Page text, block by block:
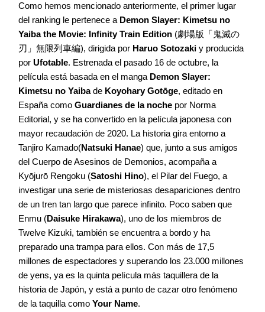
Como hemos mencionado anteriormente, el primer lugar
del ranking le pertenece a Demon Slayer: Kimetsu no
Yaiba the Movie: Infinity Train Edition (劇場版「鬼滅の
刃」無限列車編), dirigida por Haruo Sotozaki y producida
por Ufotable. Estrenada el pasado 16 de octubre, la
película está basada en el manga Demon Slayer:
Kimetsu no Yaibade Koyohary Gotōge, editado en
España como Guardianes de la noche por Norma
Editorial, y se ha convertido en la película japonesa con
mayor recaudación de 2020. La historia gira entorno a
Tanjiro Kamado(Natsuki Hanae) que, junto a sus amigos
del Cuerpo de Asesinos de Demonios, acompaña a
Kyōjurō Rengoku (Satoshi Hino), el Pilar del Fuego, a
investigar una serie de misteriosas desapariciones dentro
de un tren tan largo que parece infinito. Poco saben que
Enmu (Daisuke Hirakawa), uno de los miembros de
Twelve Kizuki, también se encuentra a bordo y ha
preparado una trampa para ellos. Con más de 17,5
millones de espectadores y superando los 23.000 millones
de yens, ya es la quinta película más taquillera de la
historia de Japón, y está a punto de cazar otro fenómeno
de la taquilla como Your Name.